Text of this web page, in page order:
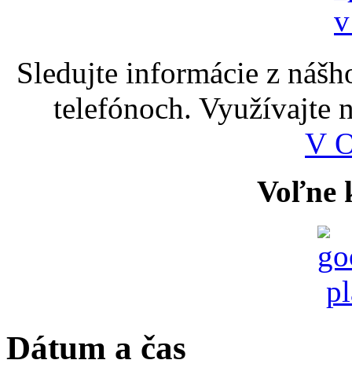
Sledujte informácie z
telefónoch. Využívajte
V
Voľne
Dátum a čas